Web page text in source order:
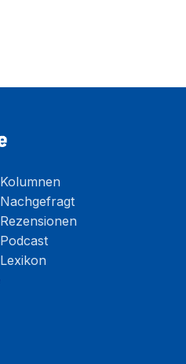
Kolumnen
Nachgefragt
Rezensionen
Podcast
Lexikon